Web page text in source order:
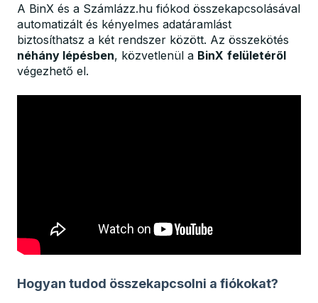
A BinX és a Számlázz.hu fiókod összekapcsolásával
automatizált és kényelmes adatáramlást
biztosíthatsz a két rendszer között. Az összekötés
néhány lépésben, közvetlenül a BinX felületéről
végezhető el.
Hogyan tudod összekapcsolni a fiókokat?